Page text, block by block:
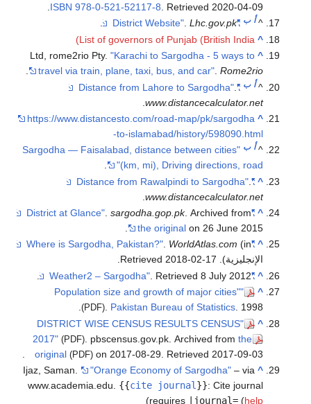
ISBN 978-0-521-52117-8
.
.
List of governors of
Ltd, rome2rio Pty."Karachi to
travel via train, plane, taxi, bus,
https://www.distancesto.com/road-
-to-islamabad/
"Sargodha — Faisalabad, distance
(km, mi),
.
.sargodha.gop.pk
.
.
.
(PDF).Pakistan
"DISTRICT WISE CENSUS
2017" (PDF). pbscensus.gov.pk.
original (PDF)on 2017-08-29
.
Ijaz, Saman.
"Orange Economy
www.academia.edu. {{cite